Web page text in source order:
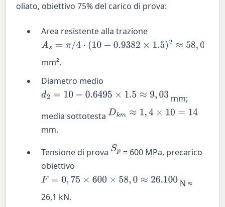
oliato, obiettivo 75% del carico di prova:
Area resistente alla trazione
As= π/ 4⋅(10 − 0.9382 ×1.5)2≈58, 0
mm².
Diametro medio
d2 =10−0.6495×1.5≈ 9,03
mm;
media sottotestaDkm ≈1, 4×10 =14
mm.
Tensione di prova Sp = 600 MPa, precarico
obiettivo
F= 0,75×600 ×58,0≈ 26.100
N ≈
26,1 kN.